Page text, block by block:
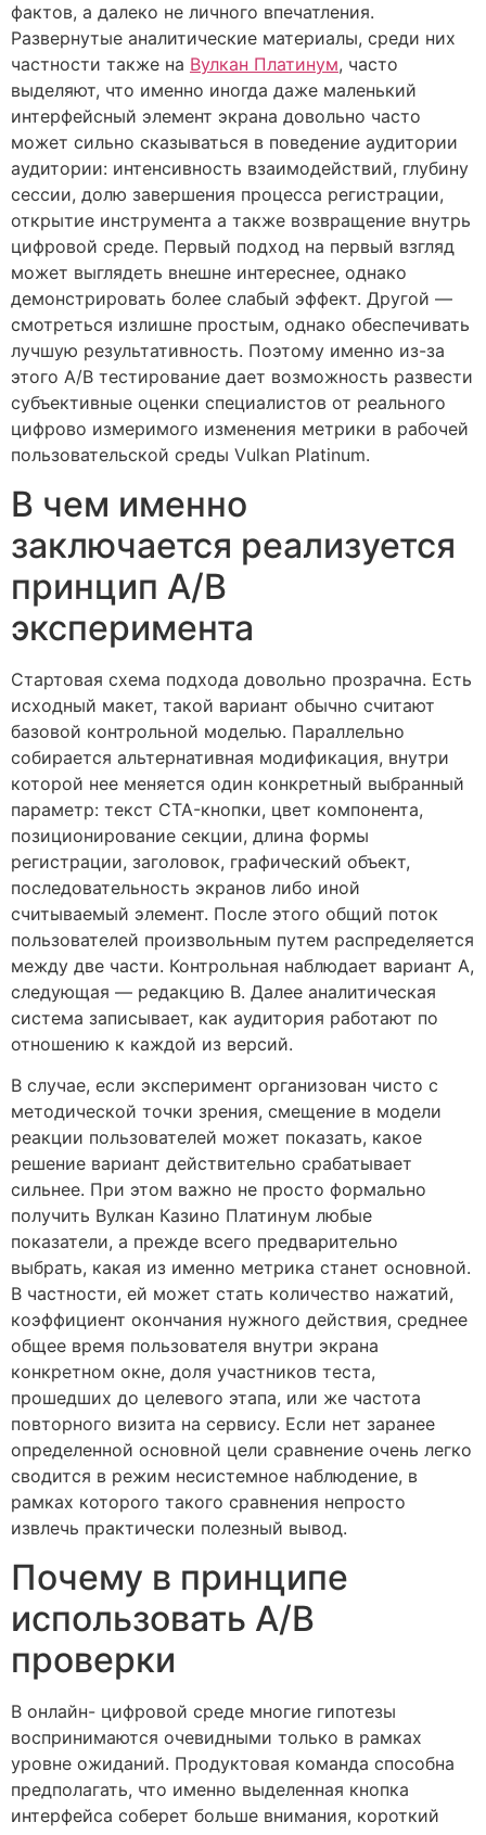
фактов, а далеко не личного впечатления.
Развернутые аналитические материалы, среди них
частности также на Вулкан Платинум, часто
выделяют, что именно иногда даже маленький
интерфейсный элемент экрана довольно часто
может сильно сказываться в поведение аудитории
аудитории: интенсивность взаимодействий, глубину
сессии, долю завершения процесса регистрации,
открытие инструмента а также возвращение внутрь
цифровой среде. Первый подход на первый взгляд
может выглядеть внешне интереснее, однако
демонстрировать более слабый эффект. Другой —
смотреться излишне простым, однако обеспечивать
лучшую результативность. Поэтому именно из-за
этого A/B тестирование дает возможность развести
субъективные оценки специалистов от реального
цифрово измеримого изменения метрики в рабочей
пользовательской среды Vulkan Platinum.
В чем именно
заключается реализуется
принцип A/B
эксперимента
Стартовая схема подхода довольно прозрачна. Есть
исходный макет, такой вариант обычно считают
базовой контрольной моделью. Параллельно
собирается альтернативная модификация, внутри
которой нее меняется один конкретный выбранный
параметр: текст CTA-кнопки, цвет компонента,
позиционирование секции, длина формы
регистрации, заголовок, графический объект,
последовательность экранов либо иной
считываемый элемент. После этого общий поток
пользователей произвольным путем распределяется
между две части. Контрольная наблюдает вариант A,
следующая — редакцию B. Далее аналитическая
система записывает, как аудитория работают по
отношению к каждой из версий.
В случае, если эксперимент организован чисто с
методической точки зрения, смещение в модели
реакции пользователей может показать, какое
решение вариант действительно срабатывает
сильнее. При этом важно не просто формально
получить Вулкан Казино Платинум любые
показатели, а прежде всего предварительно
выбрать, какая из именно метрика станет основной.
В частности, ей может стать количество нажатий,
коэффициент окончания нужного действия, среднее
общее время пользователя внутри экрана
конкретном окне, доля участников теста,
прошедших до целевого этапа, или же частота
повторного визита на сервису. Если нет заранее
определенной основной цели сравнение очень легко
сводится в режим несистемное наблюдение, в
рамках которого такого сравнения непросто
извлечь практически полезный вывод.
Почему в принципе
использовать A/B
проверки
В онлайн- цифровой среде многие гипотезы
воспринимаются очевидными только в рамках
уровне ожиданий. Продуктовая команда способна
предполагать, что именно выделенная кнопка
интерфейса соберет больше внимания, короткий